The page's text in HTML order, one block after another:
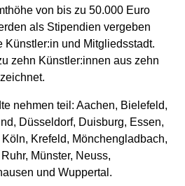
von bis zu 50.000 Euro
als Stipendien vergeben
Künstler:in und Mitgliedsstadt.
zehn Künstler:innen aus zehn
nehmen teil: Aachen, Bielefeld,
Düsseldorf, Duisburg, Essen,
Krefeld, Mönchengladbach,
Münster, Neuss,
und Wuppertal.